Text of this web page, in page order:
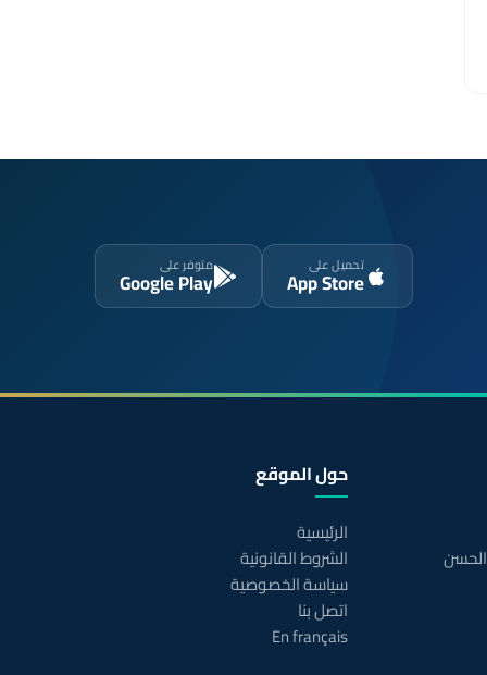
تحميل على
App Store
متوفر على
Google Play
حول الموقع
الرئيسية
الشروط القانونية
سياسة الخصوصية
اتصل بنا
En français